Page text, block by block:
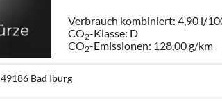
Verbrauch kombiniert:4,90 l/
CO2-Klasse: D
CO2-Emissionen: 128,00 g/km
49186 Bad Iburg